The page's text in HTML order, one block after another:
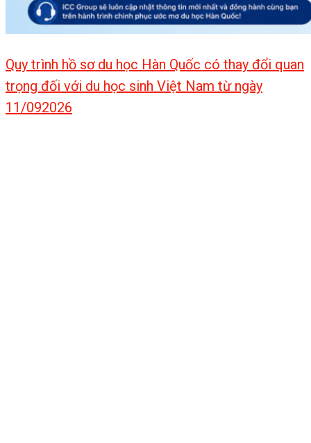
Quy trình hồ sơ du học Hàn Quốc có thay đổi quan
trọng đối với du học sinh Việt Nam từ ngày
11/092026